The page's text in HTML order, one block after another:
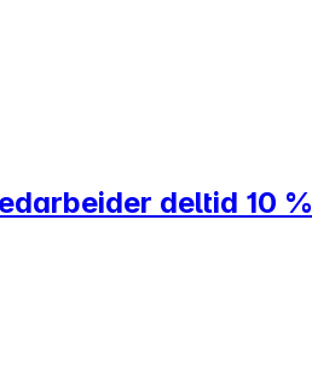
deltid 10 %